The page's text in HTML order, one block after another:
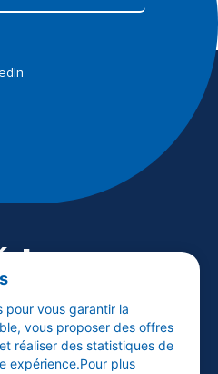
PLUS
pour vous garantir la
vous proposer des offres
réaliser des statistiques de
expérience.Pour plus